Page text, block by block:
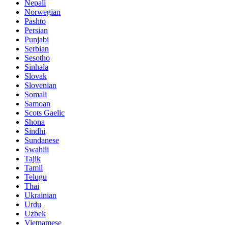
Nepali
Norwegian
Pashto
Persian
Punjabi
Serbian
Sesotho
Sinhala
Slovak
Slovenian
Somali
Samoan
Scots Gaelic
Shona
Sindhi
Sundanese
Swahili
Tajik
Tamil
Telugu
Thai
Ukrainian
Urdu
Uzbek
Vietnamese